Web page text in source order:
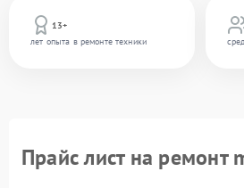
13+
лет опыта в ремонте техники
Прайс лист на ремонт